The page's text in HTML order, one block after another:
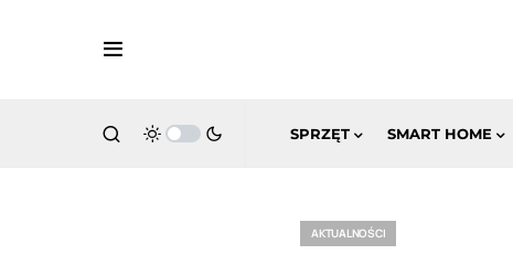
SPRZĘT SMART HOME
AKTUALNOŚCI